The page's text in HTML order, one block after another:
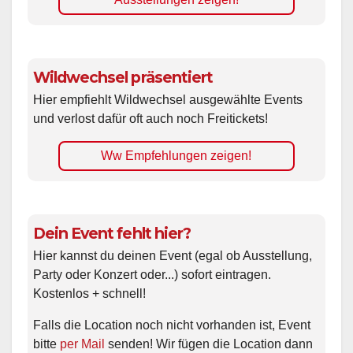
Wildwechsel präsentiert
Hier empfiehlt Wildwechsel ausgewählte Events
und verlost dafür oft auch noch Freitickets!
Ww Empfehlungen zeigen!
Dein Event fehlt hier?
Hier kannst du deinen Event (egal ob Ausstellung,
Party oder Konzert oder...) sofort eintragen.
Kostenlos + schnell!
Falls die Location noch nicht vorhanden ist, Event
bitte per Mail senden! Wir fügen die Location dann